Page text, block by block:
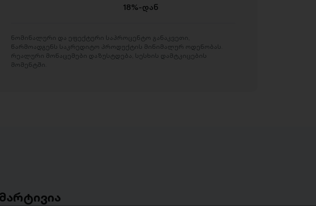
18%-დან
ნომინალური და ეფექტური საპროცენტო განაკვეთი,
წარმოადგენს საკრედიტო პროდუქტის მინიმალურ ოდენობას.
რეალური მონაცემები დაზუსტდება, სესხის დამტკიცების
მომენტში.